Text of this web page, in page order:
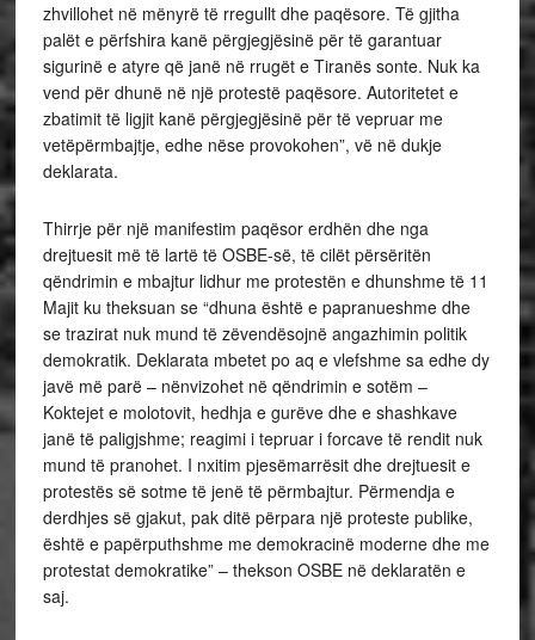
zhvillohet në mënyrë të rregullt dhe paqësore. Të gjitha
palët e përfshira kanë përgjegjësinë për të garantuar
sigurinë e atyre që janë në rrugët e Tiranës sonte. Nuk ka
vend për dhunë në një protestë paqësore. Autoritetet e
zbatimit të ligjit kanë përgjegjësinë për të vepruar me
vetëpërmbajtje, edhe nëse provokohen”, vë në dukje
deklarata.
Thirrje për një manifestim paqësor erdhën dhe nga
drejtuesit më të lartë të OSBE-së, të cilët përsëritën
qëndrimin e mbajtur lidhur me protestën e dhunshme të 11
Majit ku theksuan se “dhuna është e papranueshme dhe
se trazirat nuk mund të zëvendësojnë angazhimin politik
demokratik. Deklarata mbetet po aq e vlefshme sa edhe dy
javë më parë – nënvizohet në qëndrimin e sotëm –
Koktejet e molotovit, hedhja e gurëve dhe e shashkave
janë të paligjshme; reagimi i tepruar i forcave të rendit nuk
mund të pranohet. I nxitim pjesëmarrësit dhe drejtuesit e
protestës së sotme të jenë të përmbajtur. Përmendja e
derdhjes së gjakut, pak ditë përpara një proteste publike,
është e papërputhshme me demokracinë moderne dhe me
protestat demokratike” – thekson OSBE në deklaratën e
saj.